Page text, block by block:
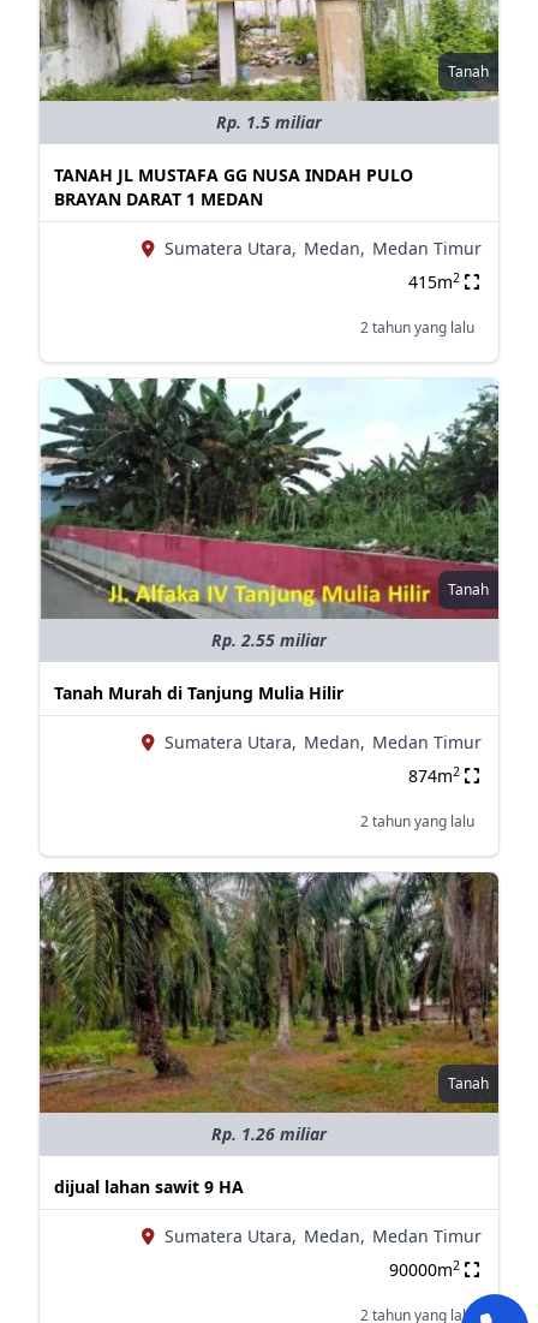
Tanah
Rp. 1.5 miliar
TANAH JL MUSTAFA GG NUSA INDAH PULO
BRAYAN DARAT 1 MEDAN
Sumatera Utara, Medan, Medan Timur
415m2
2 tahun yang lalu
Tanah
Rp. 2.55 miliar
Tanah Murah di Tanjung Mulia Hilir
Sumatera Utara, Medan, Medan Timur
874m2
2 tahun yang lalu
Tanah
Rp. 1.26 miliar
dijual lahan sawit 9 HA
Sumatera Utara, Medan, Medan Timur
90000m2
2 tahun yang lalu